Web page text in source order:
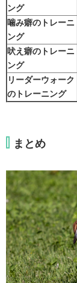
ング
噛み癖のトレーニ
ング
吠え癖のトレーニ
ング
リーダーウォーク
のトレーニング
まとめ